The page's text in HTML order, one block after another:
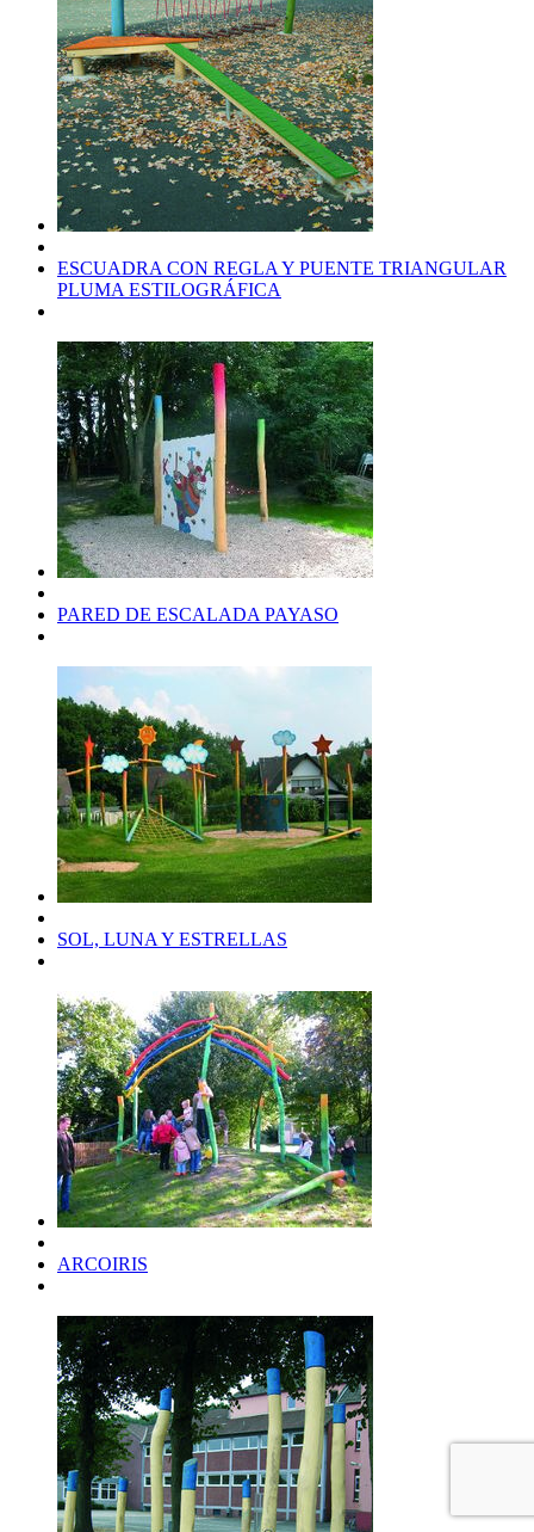
ESCUADRA CON REGLA Y PUENTE TRIANGULAR
PLUMA ESTILOGRÁFICA
PARED DE ESCALADA PAYASO
SOL, LUNA Y ESTRELLAS
ARCOIRIS